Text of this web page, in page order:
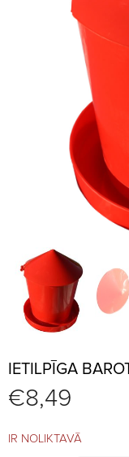
IETILPĪGA
€8,49
IR NOLIKTAVĀ